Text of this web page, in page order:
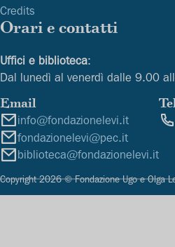
Credits
Orari e contatti
Uffici e biblioteca:
Dal lunedì al venerdì dalle 9.00
Email
info@fondazionelevi.it
fondazionelevi@pec.it
biblioteca@fondazionelevi.it
Copyright 2026 © Fondazione Ugo e Olga